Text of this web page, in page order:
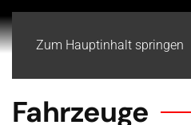
Zum Hauptinhalt springen
Fahrzeuge